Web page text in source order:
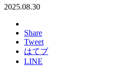
2025.08.30
Share
Tweet
はてブ
LINE